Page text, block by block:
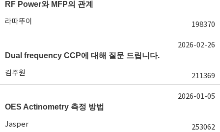
RF Power와 MFP의 관계
라따뚜이 198370
Dual frequency CCP에 대해 질문 드립니다.
김주원 211369
2026-02-26
OES Actinometry 측정 방법
Jasper 253062
2026-01-05